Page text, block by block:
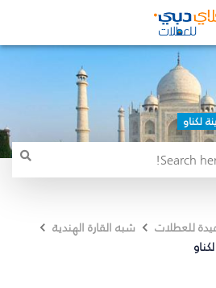
لكناو
للعطلات
شبه القارة الهندية